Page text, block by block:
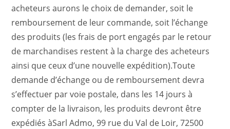
acheteurs aurons le choix de demander, soit le
remboursement de leur commande, soit l’échange
des produits (les frais de port engagés par le retour
de marchandises restent à la charge des acheteurs
ainsi que ceux d’une nouvelle expédition).Toute
demande d’échange ou de remboursement devra
s’effectuer par voie postale, dans les 14 jours à
compter de la livraison, les produits devront être
expédiés àSarl Admo, 99 rue du Val de Loir, 72500